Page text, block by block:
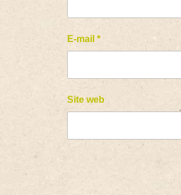
E-mail*
Site web